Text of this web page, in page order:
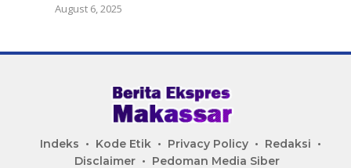
August 6, 2025
Indeks Kode Etik Privacy Policy
Redaksi
Disclaimer
Pedoman Media Siber